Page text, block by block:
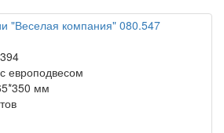
"Веселая компания" 080.547
европодвесом
мм